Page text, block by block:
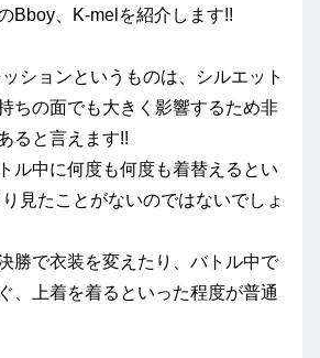
Bboy、K-melを紹介します!!
ションというものは、シルエット
ちの面でも大きく影響するため非
ると言えます!!
ル中に何度も何度も着替えるとい
見たことがないのではないでしょ
勝で衣装を変えたり、バトル中で
、上着を着るといった程度が普通